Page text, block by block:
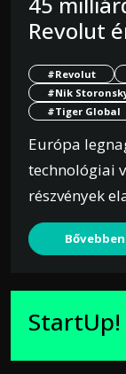
Revolut
#Revolut
#Nik
#Tiger Global
Európa
technológiai
részvények
Bővebben
StartUp!